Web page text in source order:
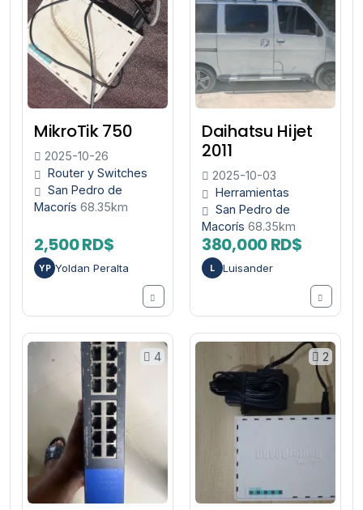
MikroTik 750
2025-10-26
Router y Switches
San Pedro de
Macorís 68.35km
2,500 RD$
YP Yoldan Peralta
Daihatsu Hijet
2011
2025-10-03
Herramientas
San Pedro de
Macorís 68.35km
380,000 RD$
L Luisander
4 2